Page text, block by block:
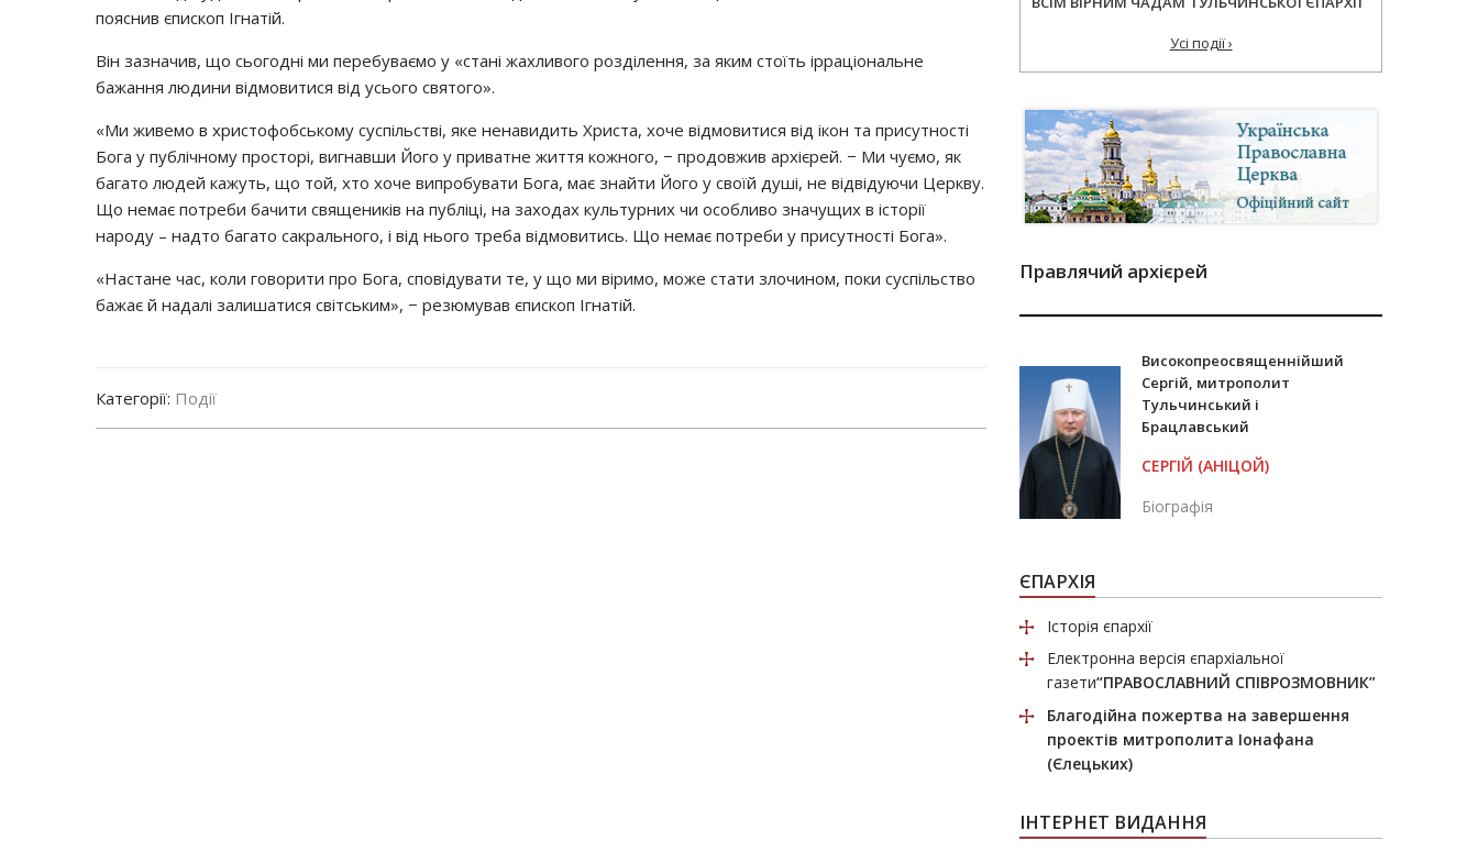
пояснив єпископ Ігнатій.
Він зазначив, що сьогодні ми перебуваємо у «стані жахливого розділення, за яким стоїть ірраціональне
бажання людини відмовитися від усього святого».
«Ми живемо в христофобському суспільстві, яке ненавидить Христа, хоче відмовитися від ікон та присутності
Бога у публічному просторі, вигнавши Його у приватне життя кожного, − продовжив архієрей. − Ми чуємо, як
багато людей кажуть, що той, хто хоче випробувати Бога, має знайти Його у своїй душі, не відвідуючи Церкву.
Що немає потреби бачити священиків на публіці, на заходах культурних чи особливо значущих в історії
народу – надто багато сакрального, і від нього треба відмовитись. Що немає потреби у присутності Бога».
«Настане час, коли говорити про Бога, сповідувати те, у що ми віримо, може стати злочином, поки суспільство
бажає й надалі залишатися світським», − резюмував єпископ Ігнатій.
Категорії: Події
Усі події ›
Правлячий архієрей
Високопреосвященнійший
Сергій, митрополит
Тульчинський і
Брацлавський
СЕРГІЙ (АНІЦОЙ)
Біографія
ЄПАРХІЯ
Історія єпархії
Електронна версія єпархіальної
газети“ПРАВОСЛАВНИЙ СПІВРОЗМОВНИК”
Благодійна пожертва на завершення
проектів митрополита Іонафана
(Єлецьких)
ІНТЕРНЕТ ВИДАННЯ